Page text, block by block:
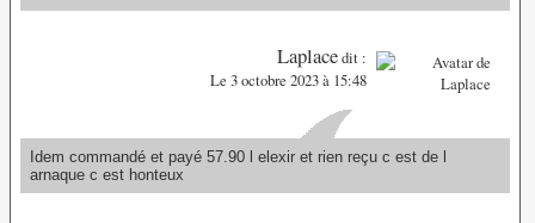
Laplacedit :
Le 3 octobre 2023 à 15:48
Idem commandé et payé 57.90 l elexir et rien reçu c est de l
arnaque c est honteux